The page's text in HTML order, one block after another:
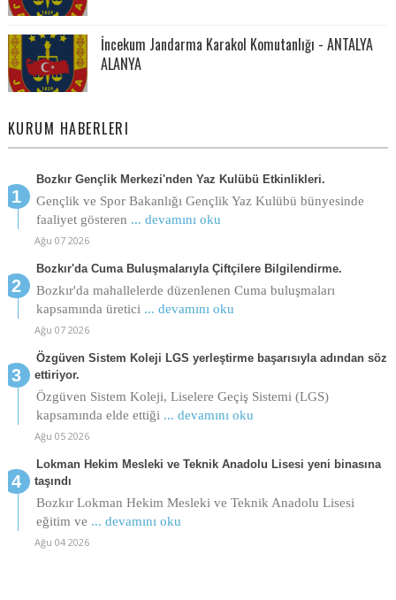
İncekum Jandarma Karakol Komutanlığı - ANTALYA
ALANYA
KURUM HABERLERI
Bozkır Gençlik Merkezi'nden Yaz Kulübü Etkinlikleri.
Gençlik ve Spor Bakanlığı Gençlik Yaz Kulübü bünyesinde
faaliyet gösteren ... devamını oku
Ağu 07 2026
Bozkır'da Cuma Buluşmalarıyla Çiftçilere Bilgilendirme.
Bozkır'da mahallelerde düzenlenen Cuma buluşmaları
kapsamında üretici ... devamını oku
Ağu 07 2026
Özgüven Sistem Koleji LGS yerleştirme başarısıyla adından söz
ettiriyor.
Özgüven Sistem Koleji, Liselere Geçiş Sistemi (LGS)
kapsamında elde ettiği ... devamını oku
Ağu 05 2026
Lokman Hekim Mesleki ve Teknik Anadolu Lisesi yeni binasına
taşındı
Bozkır Lokman Hekim Mesleki ve Teknik Anadolu Lisesi
eğitim ve ... devamını oku
Ağu 04 2026